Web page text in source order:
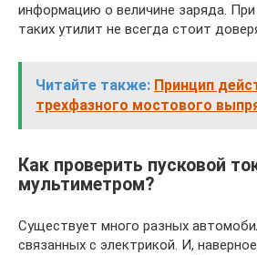
информацию о величине заряда.
таких утилит не всегда стоит
Читайте также: Принцип
трехфазного мостового
Как проверить пусковой
мультиметром?
Существует много разных
связанных с электрикой. И,